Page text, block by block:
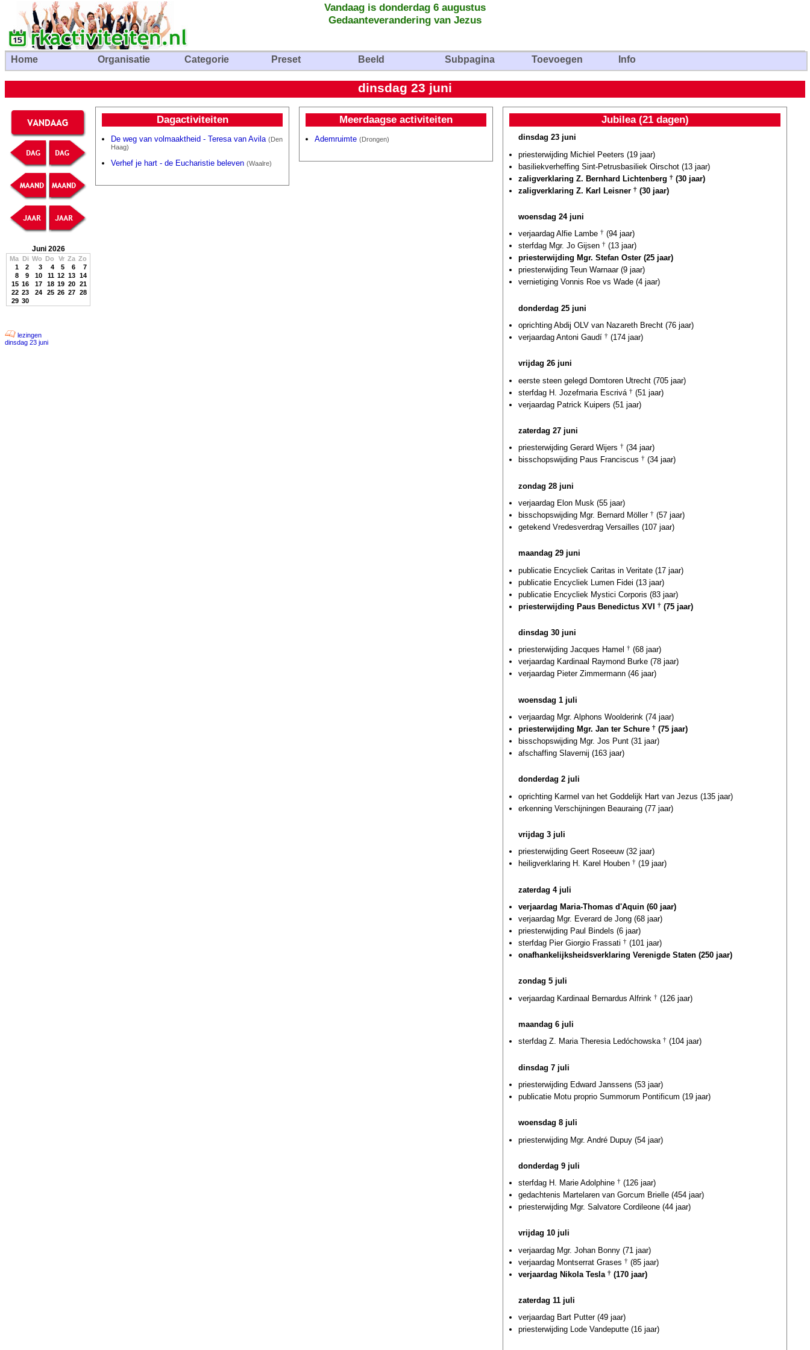
Vandaag is donderdag 6 augustus
Gedaanteverandering van Jezus
Home Organisatie Categorie Preset Beeld Subpagina Toevoegen Info
dinsdag 23 juni
Juni 2026
Ma Di Wo Do Vr Za Zo
1
2 3 4 5 6
7
8
9 10 11 12 13 14
15 16 17 18 19 20 21
22 23 24 25 26 27 28
29 30
lezingen
dinsdag 23 juni
Dagactiviteiten
De weg van volmaaktheid - Teresa van Avila (Den
Haag)
Verhef je hart - de Eucharistie beleven (Waalre)
Meerdaagse activiteiten
Ademruimte (Drongen)
Jubilea (21 dagen)
dinsdag 23 juni
priesterwijding Michiel Peeters (19 jaar)
basiliekverheffing Sint-Petrusbasiliek Oirschot (13 jaar)
zaligverklaring Z. Bernhard Lichtenberg † (30 jaar)
zaligverklaring Z. Karl Leisner † (30 jaar)
woensdag 24 juni
verjaardag Alfie Lambe † (94 jaar)
sterfdag Mgr. Jo Gijsen † (13 jaar)
priesterwijding Mgr. Stefan Oster (25 jaar)
priesterwijding Teun Warnaar (9 jaar)
vernietiging Vonnis Roe vs Wade (4 jaar)
donderdag 25 juni
oprichting Abdij OLV van Nazareth Brecht (76 jaar)
verjaardag Antoni Gaudí † (174 jaar)
vrijdag 26 juni
eerste steen gelegd Domtoren Utrecht (705 jaar)
sterfdag H. Jozefmaria Escrivá † (51 jaar)
verjaardag Patrick Kuipers (51 jaar)
zaterdag 27 juni
priesterwijding Gerard Wijers † (34 jaar)
bisschopswijding Paus Franciscus † (34 jaar)
zondag 28 juni
verjaardag Elon Musk (55 jaar)
bisschopswijding Mgr. Bernard Möller † (57 jaar)
getekend Vredesverdrag Versailles (107 jaar)
maandag 29 juni
publicatie Encycliek Caritas in Veritate (17 jaar)
publicatie Encycliek Lumen Fidei (13 jaar)
publicatie Encycliek Mystici Corporis (83 jaar)
priesterwijding Paus Benedictus XVI † (75 jaar)
dinsdag 30 juni
priesterwijding Jacques Hamel
† (68 jaar)
verjaardag Kardinaal Raymond Burke (78 jaar)
verjaardag Pieter Zimmermann (46 jaar)
woensdag 1 juli
verjaardag Mgr. Alphons Woolderink (74 jaar)
priesterwijding Mgr. Jan ter Schure † (75 jaar)
bisschopswijding Mgr. Jos Punt (31 jaar)
afschaffing Slavernij (163 jaar)
donderdag 2 juli
oprichting Karmel van het Goddelijk Hart van Jezus (135 jaar)
erkenning Verschijningen Beauraing (77 jaar)
vrijdag 3 juli
priesterwijding Geert Roseeuw (32 jaar)
heiligverklaring H. Karel Houben † (19 jaar)
zaterdag 4 juli
verjaardag Maria-Thomas d'Aquin (60 jaar)
verjaardag Mgr. Everard de Jong (68 jaar)
priesterwijding Paul Bindels (6 jaar)
sterfdag Pier Giorgio Frassati † (101 jaar)
onafhankelijksheidsverklaring Verenigde Staten (250 jaar)
zondag 5 juli
verjaardag Kardinaal Bernardus Alfrink † (126 jaar)
maandag 6 juli
sterfdag Z. Maria Theresia Ledóchowska † (104 jaar)
dinsdag 7 juli
priesterwijding Edward Janssens (53 jaar)
publicatie Motu proprio Summorum Pontificum (19 jaar)
woensdag 8 juli
priesterwijding Mgr. André Dupuy (54 jaar)
donderdag 9 juli
sterfdag H. Marie Adolphine † (126 jaar)
gedachtenis Martelaren van Gorcum Brielle (454 jaar)
priesterwijding Mgr. Salvatore Cordileone (44 jaar)
vrijdag 10 juli
verjaardag Mgr. Johan Bonny (71 jaar)
verjaardag Montserrat Grases † (85 jaar)
verjaardag Nikola Tesla † (170 jaar)
zaterdag 11 juli
verjaardag Bart Putter (49 jaar)
priesterwijding Lode Vandeputte (16 jaar)